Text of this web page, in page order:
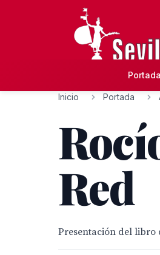
Portada
Inicio Portada
Red
Presentación del libro